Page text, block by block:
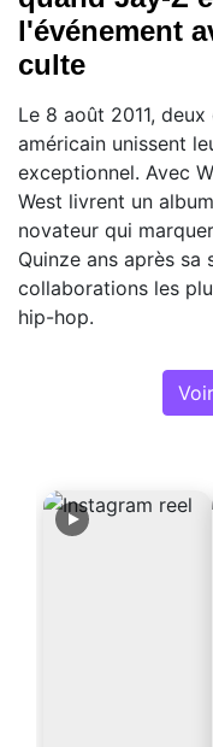
l'événement
culte
Le 8 août 2011,
américain unissent
exceptionnel. Avec
West livrent un
novateur qui
Quinze ans après
collaborations les
hip-hop.